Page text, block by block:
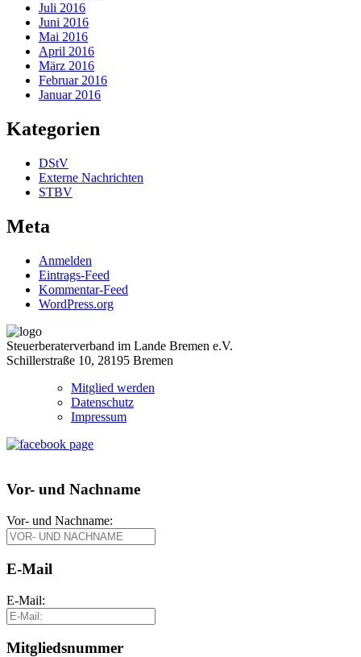
Juli 2016
Juni 2016
Mai 2016
April 2016
März 2016
Februar 2016
Januar 2016
Kategorien
DStV
Externe Nachrichten
STBV
Meta
Anmelden
Eintrags-Feed
Kommentar-Feed
WordPress.org
Steuerberaterverband im Lande Bremen e.V.
Schillerstraße 10, 28195 Bremen
Mitglied werden
Datenschutz
Impressum
Vor- und Nachname
Vor- und Nachname:
E-Mail
E-Mail:
Mitgliedsnummer